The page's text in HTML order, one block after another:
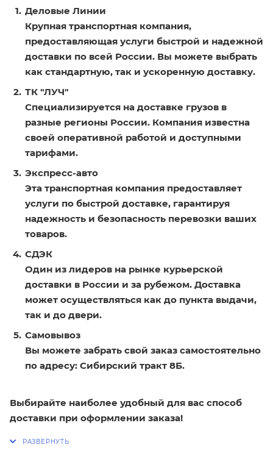
Деловые Линии
Крупная транспортная компания,
предоставляющая услуги быстрой и надежной
доставки по всей России. Вы можете выбрать
как стандартную, так и ускоренную доставку.
ТК "ЛУЧ"
Специализируется на доставке грузов в
разные регионы России. Компания известна
своей оперативной работой и доступными
тарифами.
Экспресс-авто
Эта транспортная компания предоставляет
услуги по быстрой доставке, гарантируя
надежность и безопасность перевозки ваших
товаров.
СДЭК
Один из лидеров на рынке курьерской
доставки в России и за рубежом. Доставка
может осуществляться как до пункта выдачи,
так и до двери.
Самовывоз
Вы можете забрать свой заказ самостоятельно
по адресу: Сибирский тракт 8Б.
Выбирайте наиболее удобный для вас способ
доставки при оформлении заказа!